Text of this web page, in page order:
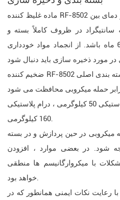
ماده غلیظ کننده RF-8502 باید در مکان تاریک و خنک و در دمای بین
تا 30 درجه سانتیگراد در ظروف کاملاً بسته و
نگهداری شود و دارای اعتبار 6 ماه باشد. از انجماد مواد خودداری
ضخیم کننده RF-8502 در هنگام حمل و نگهداری در بسته بندی اصلی
بسته بندی دو نوع دارد: درام پلاستیکی 50 کیلوگرمی ، درام پلاستیکی
160 کیلوگرمی.
میکروبی در حین پردازش و در بسته
شود. در بعضی موارد ، افزودن
با میکروارگانیسم ها منطقی
خواهد بود.
رعایت نکات ایمنی همانطور که در